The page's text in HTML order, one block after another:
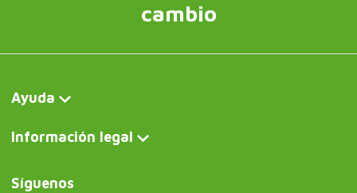
cambio
Ayuda
Información legal
Síguenos